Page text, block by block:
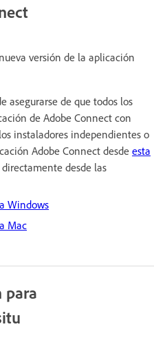
versión de la aplicación
asegurarse de que todos los
de Adobe Connect con
instaladores independientes o
Adobe Connect desdeesta
desde las
Windows
Mac
para